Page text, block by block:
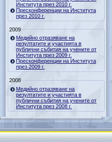
Института през 2010 г.
Пресконференции на Института
през 2010 г.
2009
Медийно отразяване на
резултатите и участията в
публични събития на учените от
Института през 2009 г.
Пресконференции на Института
през 2009 г.
2008
Медийно отразяване на
резултатите и участията в
публични събития на учените от
Института през 2008 г.